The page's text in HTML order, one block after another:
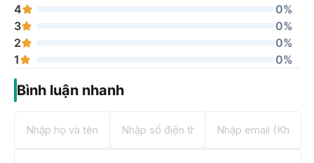
4
0%
3
0%
2
0%
1
0%
Bình luận nhanh